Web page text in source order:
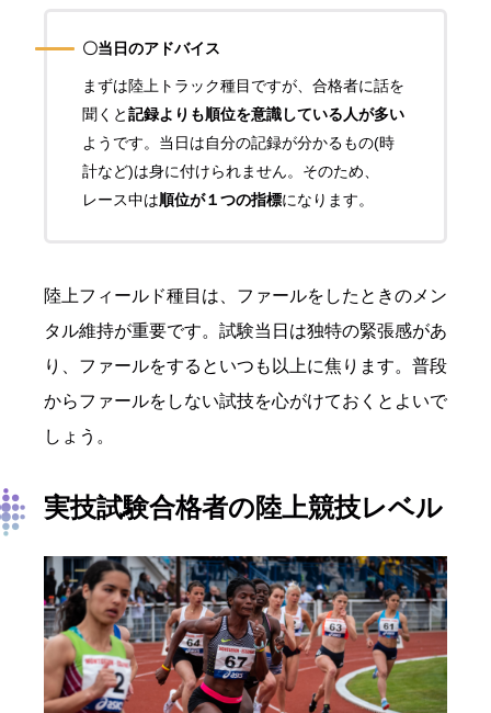
〇当日のアドバイス
まずは陸上トラック種目ですが、合格者に話を
聞くと記録よりも順位を意識している人が多い
ようです。当日は自分の記録が分かるもの(時
計など)は身に付けられません。そのため、
レース中は順位が１つの指標になります。
陸上フィールド種目は、ファールをしたときのメン
タル維持が重要です。試験当日は独特の緊張感があ
り、ファールをするといつも以上に焦ります。普段
からファールをしない試技を心がけておくとよいで
しょう。
実技試験合格者の陸上競技レベル